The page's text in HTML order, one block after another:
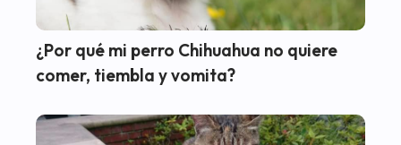
¿Por qué mi perro Chihuahua no quiere
comer, tiembla y vomita?